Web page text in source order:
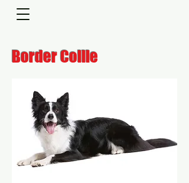
Border Collie